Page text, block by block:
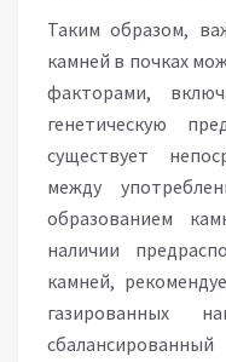
Таким образом,
камней в почках
факторами,
генетическую
существует
между
образованием
наличии
камней,
газированных